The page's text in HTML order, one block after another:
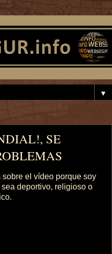
▼
SE
el vídeo porque soy
deportivo, religioso o